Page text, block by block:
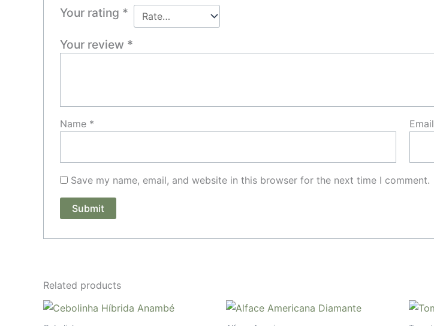
Your rating *
Your review *
Name * Email
Save my name, email, and website in this browser for the next time I comment.
Related products